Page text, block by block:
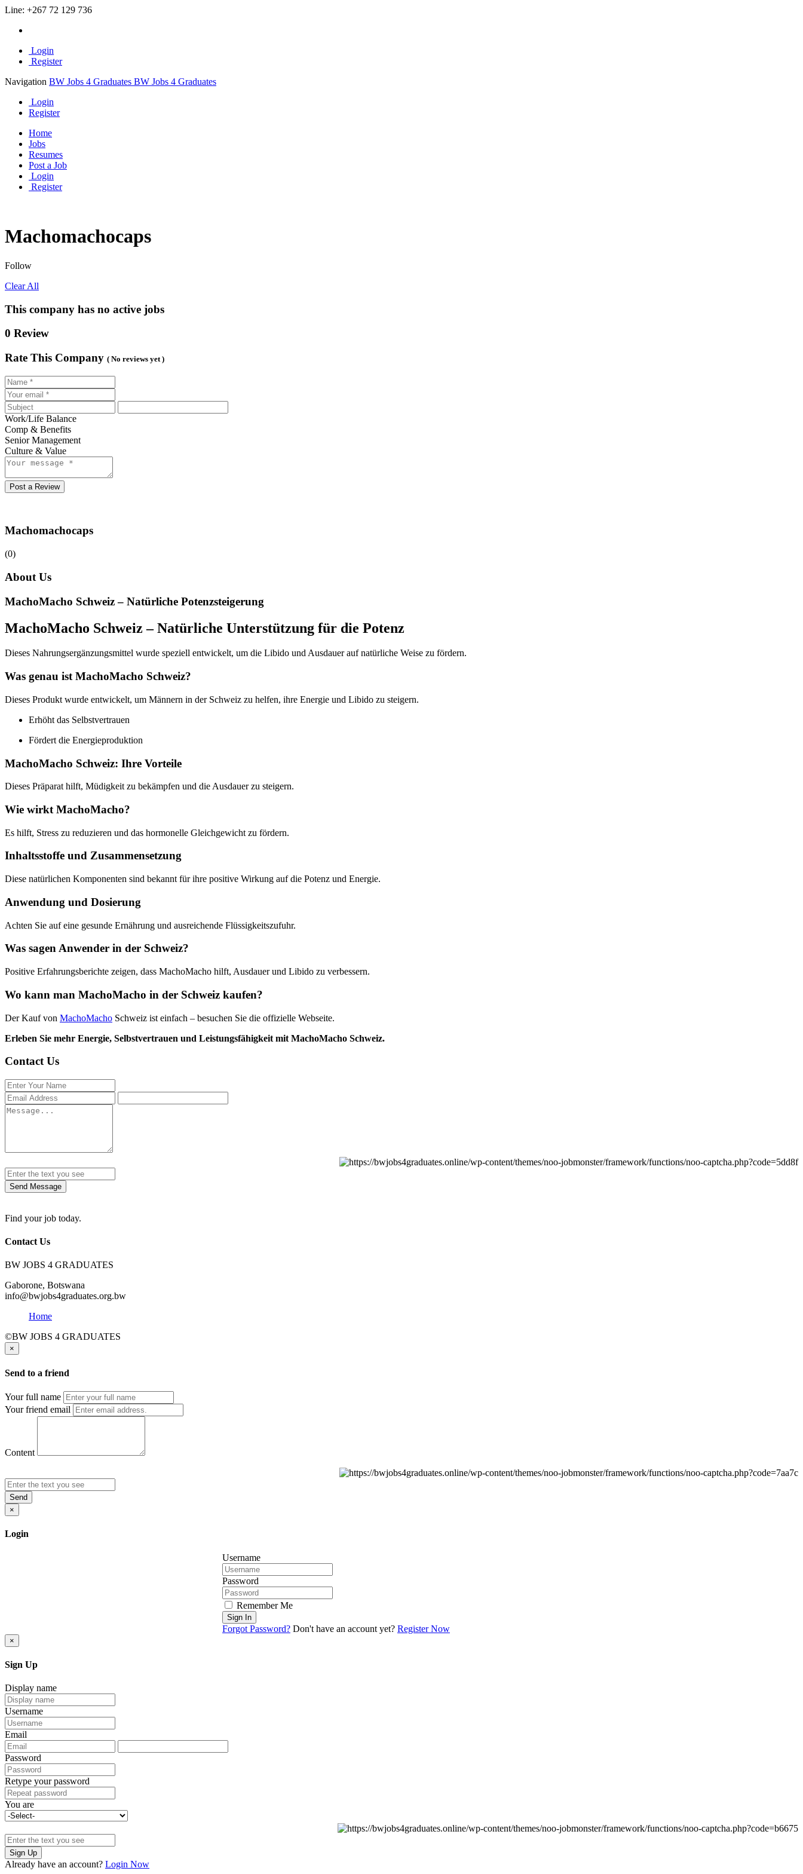
Line: +267 72 129 736
Login
Register
Navigation BW Jobs 4 Graduates BW Jobs 4 Graduates
Login
Register
Home
Jobs
Resumes
Post a Job
Login
Register
Machomachocaps
Follow
Clear All
This company has no active jobs
0 Review
Rate This Company ( No reviews yet )
Work/Life Balance
Comp & Benefits
Senior Management
Culture & Value
Post a Review
Machomachocaps
(0)
About Us
MachoMacho Schweiz – Natürliche Potenzsteigerung
MachoMacho Schweiz – Natürliche Unterstützung für die Potenz
Dieses Nahrungsergänzungsmittel wurde speziell entwickelt, um die Libido und Ausdauer auf natürliche Weise zu fördern.
Was genau ist MachoMacho Schweiz?
Dieses Produkt wurde entwickelt, um Männern in der Schweiz zu helfen, ihre Energie und Libido zu steigern.
Erhöht das Selbstvertrauen
Fördert die Energieproduktion
MachoMacho Schweiz: Ihre Vorteile
Dieses Präparat hilft, Müdigkeit zu bekämpfen und die Ausdauer zu steigern.
Wie wirkt MachoMacho?
Es hilft, Stress zu reduzieren und das hormonelle Gleichgewicht zu fördern.
Inhaltsstoffe und Zusammensetzung
Diese natürlichen Komponenten sind bekannt für ihre positive Wirkung auf die Potenz und Energie.
Anwendung und Dosierung
Achten Sie auf eine gesunde Ernährung und ausreichende Flüssigkeitszufuhr.
Was sagen Anwender in der Schweiz?
Positive Erfahrungsberichte zeigen, dass MachoMacho hilft, Ausdauer und Libido zu verbessern.
Wo kann man MachoMacho in der Schweiz kaufen?
Der Kauf von MachoMacho Schweiz ist einfach – besuchen Sie die offizielle Webseite.
Erleben Sie mehr Energie, Selbstvertrauen und Leistungsfähigkeit mit MachoMacho Schweiz.
Contact Us
Send Message
Find your job today.
Contact Us
BW JOBS 4 GRADUATES
Gaborone, Botswana
info@bwjobs4graduates.org.bw
Home
©BW JOBS 4 GRADUATES
×
Send to a friend
Your full name
Your friend email
Content
Send
×
Login
Username
Password
Remember Me
Sign In
Forgot Password? Don't have an account yet? Register Now
×
Sign Up
Display name
Username
Email
Password
Retype your password
You are
Sign Up
Already have an account? Login Now